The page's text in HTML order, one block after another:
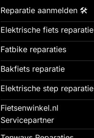
Reparatie aanmelden 🛠️
Elektrische fiets reparatie
Fatbike reparaties
Bakfiets reparatie
Elektrische step reparatie
Fietsenwinkel.nl
Servicepartner